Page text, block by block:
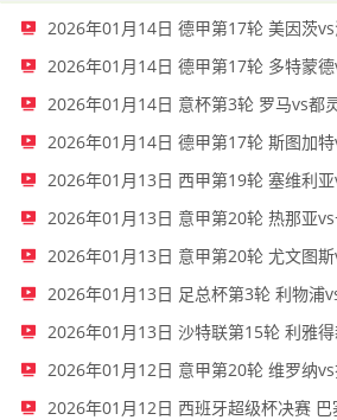
2026年01月14日 德甲第17轮 美因茨
2026年01月14日 德甲第17轮 多特蒙
2026年01月14日 意杯第3轮 罗马vs都
2026年01月14日 德甲第17轮 斯图加
2026年01月13日 西甲第19轮 塞维利
2026年01月13日 意甲第20轮 热那亚
2026年01月13日 意甲第20轮 尤文图
2026年01月13日 足总杯第3轮 利物浦
2026年01月12日 意甲第20轮 维罗纳